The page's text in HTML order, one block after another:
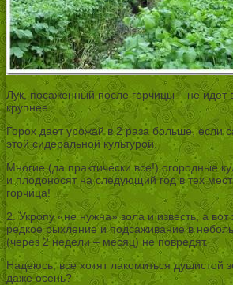
Лук, посаженный после горчицы – не идет
крупнее.
Горох дает урожай в 2 раза больше, если
этой сидеральной культурой.
Многие (да практически все!) огородные
и плодоносят на следующий год в тех
горчица!
2. Укропу «не нужна» зола и известь, а
редкое рыхление и подсаживание в
(через 2 недели – месяц) не повредят.
Надеюсь, все хотят лакомиться душистой
даже осень?